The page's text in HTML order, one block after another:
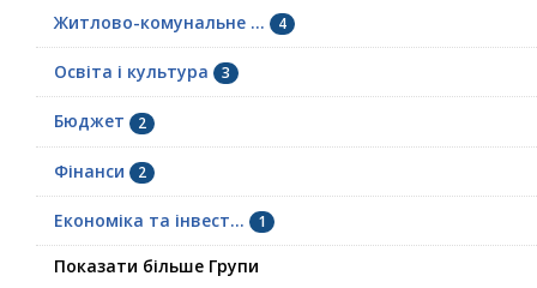
Житлово-комунальне ... 4
Освіта і культура 3
Бюджет 2
Фінанси 2
Економіка та інвест... 1
Показати більше Групи